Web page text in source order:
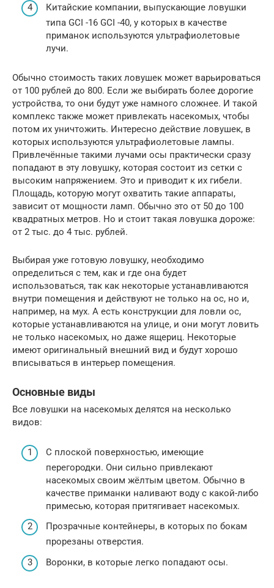
Китайские компании, выпускающие ловушки
типа GCI -16 GCI -40, у которых в качестве
приманок используются ультрафиолетовые
лучи.
Обычно стоимость таких ловушек может варьироваться
от 100 рублей до 800. Если же выбирать более дорогие
устройства, то они будут уже намного сложнее. И такой
комплекс также может привлекать насекомых, чтобы
потом их уничтожить. Интересно действие ловушек, в
которых используются ультрафиолетовые лампы.
Привлечённые такими лучами осы практически сразу
попадают в эту ловушку, которая состоит из сетки с
высоким напряжением. Это и приводит к их гибели.
Площадь, которую могут охватить такие аппараты,
зависит от мощности ламп. Обычно это от 50 до 100
квадратных метров. Но и стоит такая ловушка дороже:
от 2 тыс. до 4 тыс. рублей.
Выбирая уже готовую ловушку, необходимо
определиться с тем, как и где она будет
использоваться, так как некоторые устанавливаются
внутри помещения и действуют не только на ос, но и,
например, на мух. А есть конструкции для ловли ос,
которые устанавливаются на улице, и они могут ловить
не только насекомых, но даже ящериц. Некоторые
имеют оригинальный внешний вид и будут хорошо
вписываться в интерьер помещения.
Основные виды
Все ловушки на насекомых делятся на несколько
видов:
С плоской поверхностью, имеющие
перегородки. Они сильно привлекают
насекомых своим жёлтым цветом. Обычно в
качестве приманки наливают воду с какой-либо
примесью, которая притягивает насекомых.
Прозрачные контейнеры, в которых по бокам
прорезаны отверстия.
Воронки, в которые легко попадают осы.